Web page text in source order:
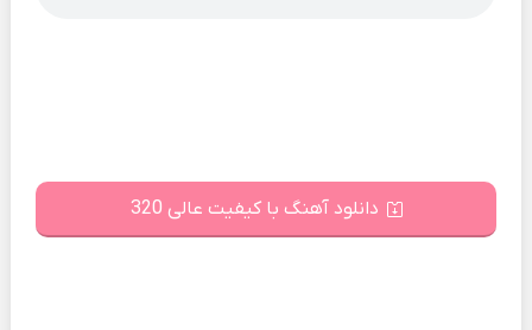
دانلود آهنگ با کیفیت عالی 320